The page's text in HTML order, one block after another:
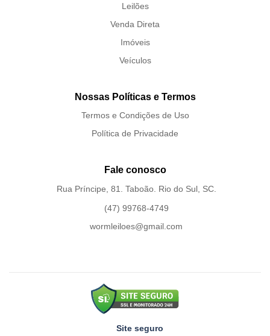
Leilões
Venda Direta
Imóveis
Veículos
Nossas Políticas e Termos
Termos e Condições de Uso
Política de Privacidade
Fale conosco
Rua Príncipe, 81. Taboão. Rio do Sul, SC.
(47) 99768-4749
wormleiloes@gmail.com
Site seguro